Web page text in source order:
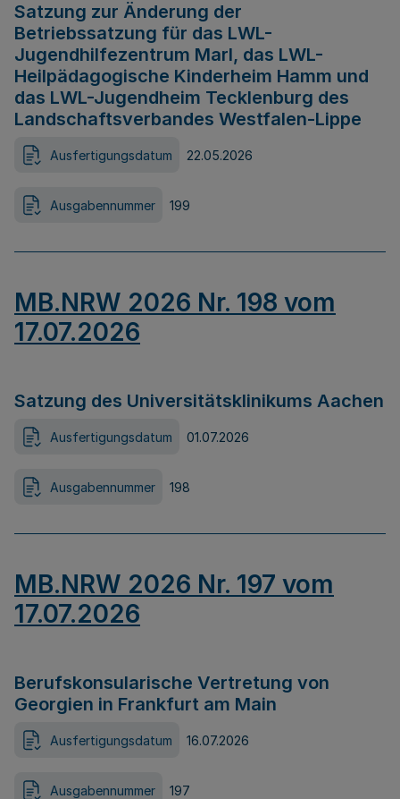
Satzung zur Änderung der
Betriebssatzung für das LWL-
Jugendhilfezentrum Marl, das LWL-
Heilpädagogische Kinderheim Hamm und
das LWL-Jugendheim Tecklenburg des
Landschaftsverbandes Westfalen-Lippe
Ausfertigungsdatum 22.05.2026
Ausgabennummer 199
MB.NRW 2026 Nr. 198 vom
17.07.2026
Satzung des Universitätsklinikums Aachen
Ausfertigungsdatum 01.07.2026
Ausgabennummer 198
MB.NRW 2026 Nr. 197 vom
17.07.2026
Berufskonsularische Vertretung von
Georgien in Frankfurt am Main
Ausfertigungsdatum 16.07.2026
Ausgabennummer 197